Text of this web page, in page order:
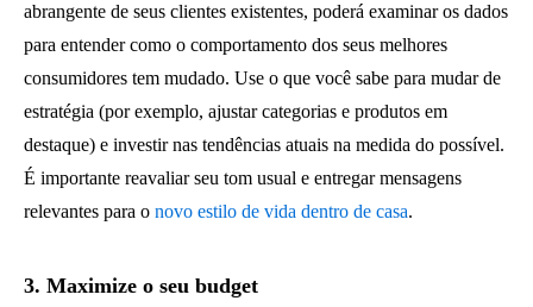
abrangente de seus clientes existentes, poderá examinar os dados
para entender como o comportamento dos seus melhores
consumidores tem mudado. Use o que você sabe para mudar de
estratégia (por exemplo, ajustar categorias e produtos em
destaque) e investir nas tendências atuais na medida do possível.
É importante reavaliar seu tom usual e entregar mensagens
relevantes para o novo estilo de vida dentro de casa.
3. Maximize o seu budget